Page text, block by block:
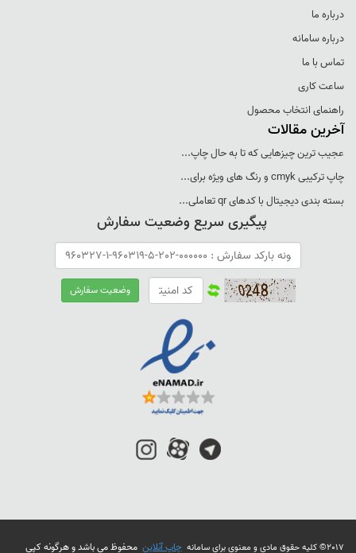
درباره ما
درباره سامانه
تماس با ما
ساعت کاری
راهنمای انتخاب محصول
آخرین مقالات
عجيب ترين چيزهايی که تا به حال چاپ...
چاپ ترکيبی cmyk و رنگ های ويژه برای...
بسته بندی ديجيتال با کدهای qr تعاملی...
پیگیری سریع وضعیت سفارش
2017© کلیه حقوق مادی و معنوی برای سامانه چاپ آنلاین محفوظ می باشد و هرگونه کپی